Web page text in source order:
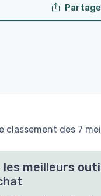
classement des 7
les meilleurs